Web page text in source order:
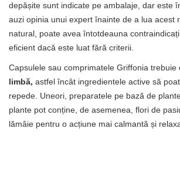
depășite sunt indicate pe ambalaje, dar este
auzi opinia unui expert înainte de a lua acest
natural, poate avea întotdeauna
eficient dacă este luat fără criterii.
Capsulele sau comprimatele Griffonia trebuie
limbă, astfel încât ingredientele active să
repede. Uneori, preparatele pe bază de
plante pot conține, de asemenea, flori de
lămâie pentru o acțiune mai calmantă și